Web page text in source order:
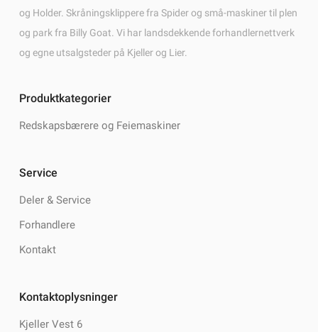
og Holder. Skråningsklippere fra Spider og små-maskiner til plen
og park fra Billy Goat. Vi har landsdekkende forhandlernettverk
og egne utsalgsteder på Kjeller og Lier.
Produktkategorier
Redskapsbærere og Feiemaskiner
Service
Deler & Service
Forhandlere
Kontakt
Kontaktoplysninger
Kjeller Vest 6